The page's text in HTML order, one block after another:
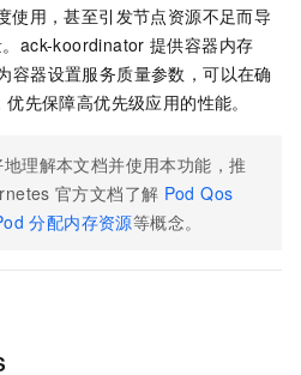
使用，甚至引发节点资源不足而导
ack-koordinator 提供容器内存
容器设置服务质量参数，可以在确
先保障高优先级应用的性能。
理解本文档并使用本功能，推
官方文档了解 Pod Qos
分配内存资源等概念。